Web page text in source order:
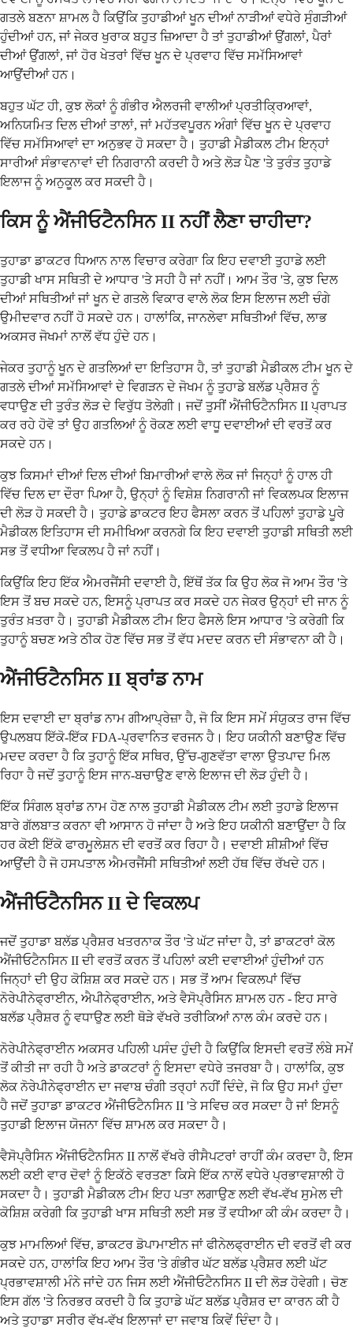
ਗਤਲੇ ਬਣਨਾ ਸ਼ਾਮਲ ਹੈ ਕਿਉਂਕਿ ਤੁਹਾਡੀਆਂ ਖੂਨ ਦੀਆਂ ਨਾੜੀਆਂ ਵਧੇਰੇ ਸੁੰਗੜੀਆਂ
ਹੁੰਦੀਆਂ ਹਨ, ਜਾਂ ਜੇਕਰ ਖੁਰਾਕ ਬਹੁਤ ਜ਼ਿਆਦਾ ਹੈ ਤਾਂ ਤੁਹਾਡੀਆਂ ਉਂਗਲਾਂ, ਪੈਰਾਂ
ਦੀਆਂ ਉਂਗਲਾਂ, ਜਾਂ ਹੋਰ ਖੇਤਰਾਂ ਵਿੱਚ ਖੂਨ ਦੇ ਪ੍ਰਵਾਹ ਵਿੱਚ ਸਮੱਸਿਆਵਾਂ
ਆਉਂਦੀਆਂ ਹਨ।
ਬਹੁਤ ਘੱਟ ਹੀ, ਕੁਝ ਲੋਕਾਂ ਨੂੰ ਗੰਭੀਰ ਐਲਰਜੀ ਵਾਲੀਆਂ ਪ੍ਰਤੀਕ੍ਰਿਆਵਾਂ,
ਅਨਿਯਮਿਤ ਦਿਲ ਦੀਆਂ ਤਾਲਾਂ, ਜਾਂ ਮਹੱਤਵਪੂਰਨ ਅੰਗਾਂ ਵਿੱਚ ਖੂਨ ਦੇ ਪ੍ਰਵਾਹ
ਵਿੱਚ ਸਮੱਸਿਆਵਾਂ ਦਾ ਅਨੁਭਵ ਹੋ ਸਕਦਾ ਹੈ। ਤੁਹਾਡੀ ਮੈਡੀਕਲ ਟੀਮ ਇਨ੍ਹਾਂ
ਸਾਰੀਆਂ ਸੰਭਾਵਨਾਵਾਂ ਦੀ ਨਿਗਰਾਨੀ ਕਰਦੀ ਹੈ ਅਤੇ ਲੋੜ ਪੈਣ 'ਤੇ ਤੁਰੰਤ ਤੁਹਾਡੇ
ਇਲਾਜ ਨੂੰ ਅਨੁਕੂਲ ਕਰ ਸਕਦੀ ਹੈ।
ਕਿਸ ਨੂੰ ਐਂਜੀਓਟੈਨਸਿਨ II ਨਹੀਂ ਲੈਣਾ ਚਾਹੀਦਾ?
ਤੁਹਾਡਾ ਡਾਕਟਰ ਧਿਆਨ ਨਾਲ ਵਿਚਾਰ ਕਰੇਗਾ ਕਿ ਇਹ ਦਵਾਈ ਤੁਹਾਡੇ ਲਈ
ਤੁਹਾਡੀ ਖਾਸ ਸਥਿਤੀ ਦੇ ਆਧਾਰ 'ਤੇ ਸਹੀ ਹੈ ਜਾਂ ਨਹੀਂ। ਆਮ ਤੌਰ 'ਤੇ, ਕੁਝ ਦਿਲ
ਦੀਆਂ ਸਥਿਤੀਆਂ ਜਾਂ ਖੂਨ ਦੇ ਗਤਲੇ ਵਿਕਾਰ ਵਾਲੇ ਲੋਕ ਇਸ ਇਲਾਜ ਲਈ ਚੰਗੇ
ਉਮੀਦਵਾਰ ਨਹੀਂ ਹੋ ਸਕਦੇ ਹਨ। ਹਾਲਾਂਕਿ, ਜਾਨਲੇਵਾ ਸਥਿਤੀਆਂ ਵਿੱਚ, ਲਾਭ
ਅਕਸਰ ਜੋਖਮਾਂ ਨਾਲੋਂ ਵੱਧ ਹੁੰਦੇ ਹਨ।
ਜੇਕਰ ਤੁਹਾਨੂੰ ਖੂਨ ਦੇ ਗਤਲਿਆਂ ਦਾ ਇਤਿਹਾਸ ਹੈ, ਤਾਂ ਤੁਹਾਡੀ ਮੈਡੀਕਲ ਟੀਮ ਖੂਨ ਦੇ
ਗਤਲੇ ਦੀਆਂ ਸਮੱਸਿਆਵਾਂ ਦੇ ਵਿਗੜਨ ਦੇ ਜੋਖਮ ਨੂੰ ਤੁਹਾਡੇ ਬਲੱਡ ਪ੍ਰੈਸ਼ਰ ਨੂੰ
ਵਧਾਉਣ ਦੀ ਤੁਰੰਤ ਲੋੜ ਦੇ ਵਿਰੁੱਧ ਤੋਲੇਗੀ। ਜਦੋਂ ਤੁਸੀਂ ਐਂਜੀਓਟੈਨਸਿਨ II ਪ੍ਰਾਪਤ
ਕਰ ਰਹੇ ਹੋਵੋ ਤਾਂ ਉਹ ਗਤਲਿਆਂ ਨੂੰ ਰੋਕਣ ਲਈ ਵਾਧੂ ਦਵਾਈਆਂ ਦੀ ਵਰਤੋਂ ਕਰ
ਸਕਦੇ ਹਨ।
ਕੁਝ ਕਿਸਮਾਂ ਦੀਆਂ ਦਿਲ ਦੀਆਂ ਬਿਮਾਰੀਆਂ ਵਾਲੇ ਲੋਕ ਜਾਂ ਜਿਨ੍ਹਾਂ ਨੂੰ ਹਾਲ ਹੀ
ਵਿੱਚ ਦਿਲ ਦਾ ਦੌਰਾ ਪਿਆ ਹੈ, ਉਨ੍ਹਾਂ ਨੂੰ ਵਿਸ਼ੇਸ਼ ਨਿਗਰਾਨੀ ਜਾਂ ਵਿਕਲਪਕ ਇਲਾਜ
ਦੀ ਲੋੜ ਹੋ ਸਕਦੀ ਹੈ। ਤੁਹਾਡੇ ਡਾਕਟਰ ਇਹ ਫੈਸਲਾ ਕਰਨ ਤੋਂ ਪਹਿਲਾਂ ਤੁਹਾਡੇ ਪੂਰੇ
ਮੈਡੀਕਲ ਇਤਿਹਾਸ ਦੀ ਸਮੀਖਿਆ ਕਰਨਗੇ ਕਿ ਇਹ ਦਵਾਈ ਤੁਹਾਡੀ ਸਥਿਤੀ ਲਈ
ਸਭ ਤੋਂ ਵਧੀਆ ਵਿਕਲਪ ਹੈ ਜਾਂ ਨਹੀਂ।
ਕਿਉਂਕਿ ਇਹ ਇੱਕ ਐਮਰਜੈਂਸੀ ਦਵਾਈ ਹੈ, ਇੱਥੋਂ ਤੱਕ ਕਿ ਉਹ ਲੋਕ ਜੋ ਆਮ ਤੌਰ 'ਤੇ
ਇਸ ਤੋਂ ਬਚ ਸਕਦੇ ਹਨ, ਇਸਨੂੰ ਪ੍ਰਾਪਤ ਕਰ ਸਕਦੇ ਹਨ ਜੇਕਰ ਉਨ੍ਹਾਂ ਦੀ ਜਾਨ ਨੂੰ
ਤੁਰੰਤ ਖ਼ਤਰਾ ਹੈ। ਤੁਹਾਡੀ ਮੈਡੀਕਲ ਟੀਮ ਇਹ ਫੈਸਲੇ ਇਸ ਆਧਾਰ 'ਤੇ ਕਰੇਗੀ ਕਿ
ਤੁਹਾਨੂੰ ਬਚਣ ਅਤੇ ਠੀਕ ਹੋਣ ਵਿੱਚ ਸਭ ਤੋਂ ਵੱਧ ਮਦਦ ਕਰਨ ਦੀ ਸੰਭਾਵਨਾ ਕੀ ਹੈ।
ਐਂਜੀਓਟੈਨਸਿਨ II ਬ੍ਰਾਂਡ ਨਾਮ
ਇਸ ਦਵਾਈ ਦਾ ਬ੍ਰਾਂਡ ਨਾਮ ਗੀਆਪ੍ਰੇਜ਼ਾ ਹੈ, ਜੋ ਕਿ ਇਸ ਸਮੇਂ ਸੰਯੁਕਤ ਰਾਜ ਵਿੱਚ
ਉਪਲਬਧ ਇੱਕੋ-ਇੱਕ FDA-ਪ੍ਰਵਾਨਿਤ ਵਰਜਨ ਹੈ। ਇਹ ਯਕੀਨੀ ਬਣਾਉਣ ਵਿੱਚ
ਮਦਦ ਕਰਦਾ ਹੈ ਕਿ ਤੁਹਾਨੂੰ ਇੱਕ ਸਥਿਰ, ਉੱਚ-ਗੁਣਵੱਤਾ ਵਾਲਾ ਉਤਪਾਦ ਮਿਲ
ਰਿਹਾ ਹੈ ਜਦੋਂ ਤੁਹਾਨੂੰ ਇਸ ਜਾਨ-ਬਚਾਉਣ ਵਾਲੇ ਇਲਾਜ ਦੀ ਲੋੜ ਹੁੰਦੀ ਹੈ।
ਇੱਕ ਸਿੰਗਲ ਬ੍ਰਾਂਡ ਨਾਮ ਹੋਣ ਨਾਲ ਤੁਹਾਡੀ ਮੈਡੀਕਲ ਟੀਮ ਲਈ ਤੁਹਾਡੇ ਇਲਾਜ
ਬਾਰੇ ਗੱਲਬਾਤ ਕਰਨਾ ਵੀ ਆਸਾਨ ਹੋ ਜਾਂਦਾ ਹੈ ਅਤੇ ਇਹ ਯਕੀਨੀ ਬਣਾਉਂਦਾ ਹੈ ਕਿ
ਹਰ ਕੋਈ ਇੱਕੋ ਫਾਰਮੂਲੇਸ਼ਨ ਦੀ ਵਰਤੋਂ ਕਰ ਰਿਹਾ ਹੈ। ਦਵਾਈ ਸ਼ੀਸ਼ੀਆਂ ਵਿੱਚ
ਆਉਂਦੀ ਹੈ ਜੋ ਹਸਪਤਾਲ ਐਮਰਜੈਂਸੀ ਸਥਿਤੀਆਂ ਲਈ ਹੱਥ ਵਿੱਚ ਰੱਖਦੇ ਹਨ।
ਐਂਜੀਓਟੈਨਸਿਨ II ਦੇ ਵਿਕਲਪ
ਜਦੋਂ ਤੁਹਾਡਾ ਬਲੱਡ ਪ੍ਰੈਸ਼ਰ ਖਤਰਨਾਕ ਤੌਰ 'ਤੇ ਘੱਟ ਜਾਂਦਾ ਹੈ, ਤਾਂ ਡਾਕਟਰਾਂ ਕੋਲ
ਐਂਜੀਓਟੈਨਸਿਨ II ਦੀ ਵਰਤੋਂ ਕਰਨ ਤੋਂ ਪਹਿਲਾਂ ਕਈ ਦਵਾਈਆਂ ਹੁੰਦੀਆਂ ਹਨ
ਜਿਨ੍ਹਾਂ ਦੀ ਉਹ ਕੋਸ਼ਿਸ਼ ਕਰ ਸਕਦੇ ਹਨ। ਸਭ ਤੋਂ ਆਮ ਵਿਕਲਪਾਂ ਵਿੱਚ
ਨੋਰੇਪੀਨੇਫ੍ਰਾਈਨ, ਐਪੀਨੇਫ੍ਰਾਈਨ, ਅਤੇ ਵੈਸੋਪ੍ਰੈਸਿਨ ਸ਼ਾਮਲ ਹਨ - ਇਹ ਸਾਰੇ
ਬਲੱਡ ਪ੍ਰੈਸ਼ਰ ਨੂੰ ਵਧਾਉਣ ਲਈ ਥੋੜੇ ਵੱਖਰੇ ਤਰੀਕਿਆਂ ਨਾਲ ਕੰਮ ਕਰਦੇ ਹਨ।
ਨੋਰੇਪੀਨੇਫ੍ਰਾਈਨ ਅਕਸਰ ਪਹਿਲੀ ਪਸੰਦ ਹੁੰਦੀ ਹੈ ਕਿਉਂਕਿ ਇਸਦੀ ਵਰਤੋਂ ਲੰਬੇ ਸਮੇਂ
ਤੋਂ ਕੀਤੀ ਜਾ ਰਹੀ ਹੈ ਅਤੇ ਡਾਕਟਰਾਂ ਨੂੰ ਇਸਦਾ ਵਧੇਰੇ ਤਜਰਬਾ ਹੈ। ਹਾਲਾਂਕਿ, ਕੁਝ
ਲੋਕ ਨੋਰੇਪੀਨੇਫ੍ਰਾਈਨ ਦਾ ਜਵਾਬ ਚੰਗੀ ਤਰ੍ਹਾਂ ਨਹੀਂ ਦਿੰਦੇ, ਜੋ ਕਿ ਉਹ ਸਮਾਂ ਹੁੰਦਾ
ਹੈ ਜਦੋਂ ਤੁਹਾਡਾ ਡਾਕਟਰ ਐਂਜੀਓਟੈਨਸਿਨ II 'ਤੇ ਸਵਿਚ ਕਰ ਸਕਦਾ ਹੈ ਜਾਂ ਇਸਨੂੰ
ਤੁਹਾਡੀ ਇਲਾਜ ਯੋਜਨਾ ਵਿੱਚ ਸ਼ਾਮਲ ਕਰ ਸਕਦਾ ਹੈ।
ਵੈਸੋਪ੍ਰੈਸਿਨ ਐਂਜੀਓਟੈਨਸਿਨ II ਨਾਲੋਂ ਵੱਖਰੇ ਰੀਸੈਪਟਰਾਂ ਰਾਹੀਂ ਕੰਮ ਕਰਦਾ ਹੈ, ਇਸ
ਲਈ ਕਈ ਵਾਰ ਦੋਵਾਂ ਨੂੰ ਇਕੱਠੇ ਵਰਤਣਾ ਕਿਸੇ ਇੱਕ ਨਾਲੋਂ ਵਧੇਰੇ ਪ੍ਰਭਾਵਸ਼ਾਲੀ ਹੋ
ਸਕਦਾ ਹੈ। ਤੁਹਾਡੀ ਮੈਡੀਕਲ ਟੀਮ ਇਹ ਪਤਾ ਲਗਾਉਣ ਲਈ ਵੱਖ-ਵੱਖ ਸੁਮੇਲ ਦੀ
ਕੋਸ਼ਿਸ਼ ਕਰੇਗੀ ਕਿ ਤੁਹਾਡੀ ਖਾਸ ਸਥਿਤੀ ਲਈ ਸਭ ਤੋਂ ਵਧੀਆ ਕੀ ਕੰਮ ਕਰਦਾ ਹੈ।
ਕੁਝ ਮਾਮਲਿਆਂ ਵਿੱਚ, ਡਾਕਟਰ ਡੋਪਾਮਾਈਨ ਜਾਂ ਫੀਨੇਲਫ੍ਰਾਈਨ ਦੀ ਵਰਤੋਂ ਵੀ ਕਰ
ਸਕਦੇ ਹਨ, ਹਾਲਾਂਕਿ ਇਹ ਆਮ ਤੌਰ 'ਤੇ ਗੰਭੀਰ ਘੱਟ ਬਲੱਡ ਪ੍ਰੈਸ਼ਰ ਲਈ ਘੱਟ
ਪ੍ਰਭਾਵਸ਼ਾਲੀ ਮੰਨੇ ਜਾਂਦੇ ਹਨ ਜਿਸ ਲਈ ਐਂਜੀਓਟੈਨਸਿਨ II ਦੀ ਲੋੜ ਹੋਵੇਗੀ। ਚੋਣ
ਇਸ ਗੱਲ 'ਤੇ ਨਿਰਭਰ ਕਰਦੀ ਹੈ ਕਿ ਤੁਹਾਡੇ ਘੱਟ ਬਲੱਡ ਪ੍ਰੈਸ਼ਰ ਦਾ ਕਾਰਨ ਕੀ ਹੈ
ਅਤੇ ਤੁਹਾਡਾ ਸਰੀਰ ਵੱਖ-ਵੱਖ ਇਲਾਜਾਂ ਦਾ ਜਵਾਬ ਕਿਵੇਂ ਦਿੰਦਾ ਹੈ।